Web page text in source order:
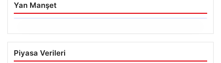
Yan Manşet
06.08.2026
Dumanlar ilçeyi kapladı: Bursa’da
tamirhanede yangın
Piyasa Verileri